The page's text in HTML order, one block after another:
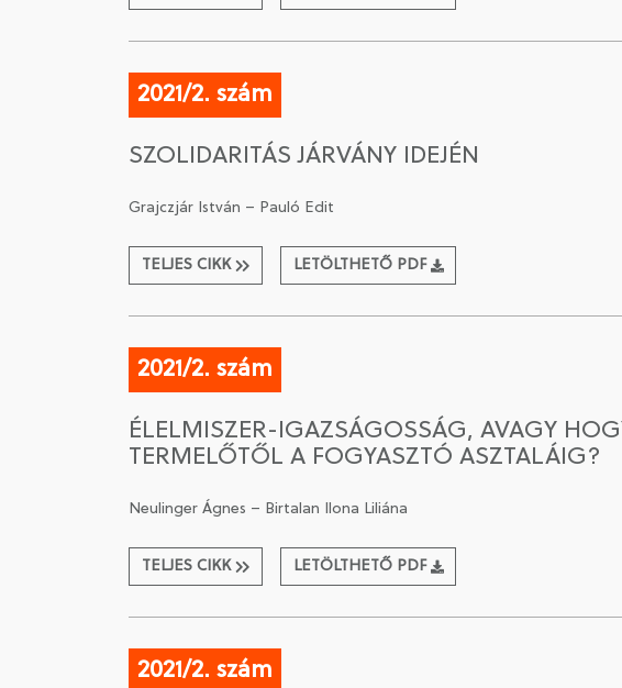
2021/2. szám
SZOLIDARITÁS JÁRVÁNY IDEJÉN
Grajczjár István – Pauló Edit
TELJES CIKK LETÖLTHETŐ PDF
2021/2. szám
ÉLELMISZER-IGAZSÁGOSSÁG, AVAGY
TERMELŐTŐL A FOGYASZTÓ ASZTALÁIG?
Neulinger Ágnes – Birtalan Ilona Liliána
TELJES CIKK LETÖLTHETŐ PDF
2021/2. szám